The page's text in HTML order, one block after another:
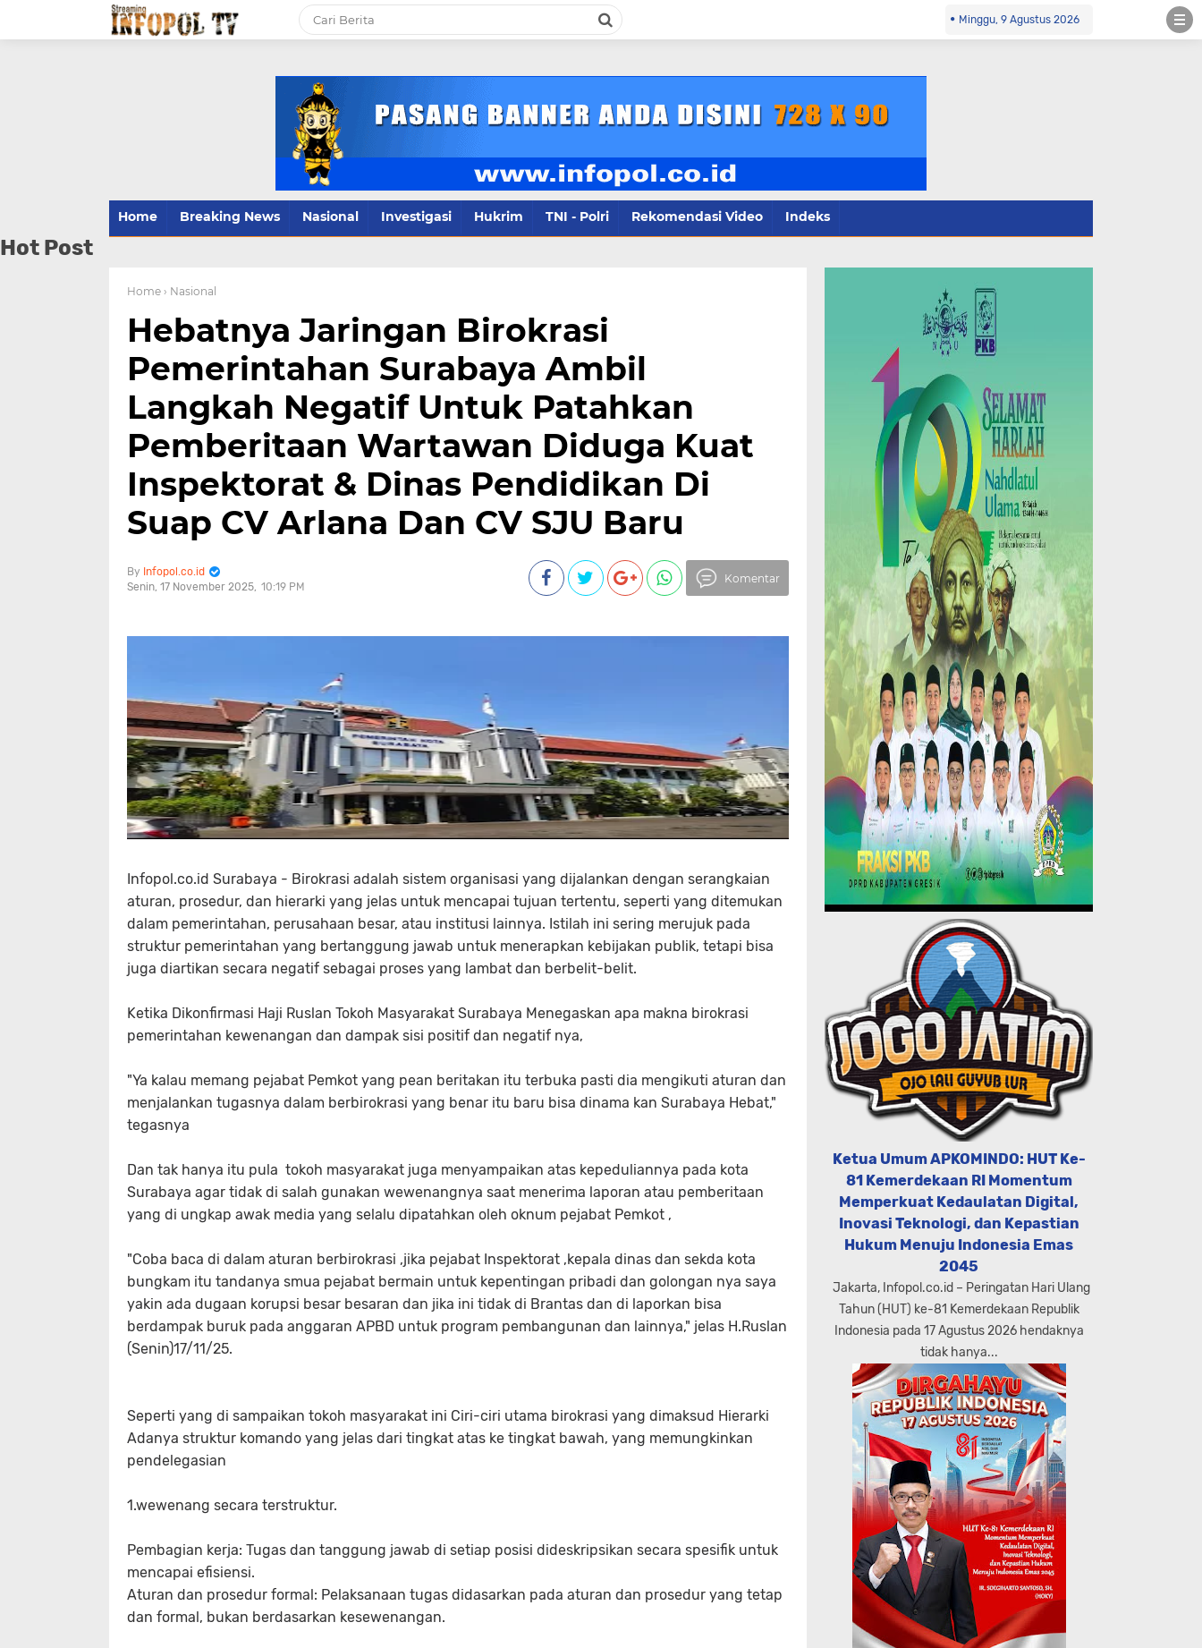
Minggu, 9 Agustus 2026
Home Breaking News Nasional Investigasi Hukrim TNI - Polri Rekomendasi Video Indeks
Hot Post
Home › Nasional
Hebatnya Jaringan Birokrasi
Pemerintahan Surabaya Ambil
Langkah Negatif Untuk Patahkan
Pemberitaan Wartawan Diduga Kuat
Inspektorat & Dinas Pendidikan Di
Suap CV Arlana Dan CV SJU Baru
Infopol.co.id
Senin, 17 November 2025 10:19 PM
Komentar
Infopol.co.id Surabaya - Birokrasi adalah sistem organisasi yang dijalankan dengan serangkaian
aturan, prosedur, dan hierarki yang jelas untuk mencapai tujuan tertentu, seperti yang ditemukan
dalam pemerintahan, perusahaan besar, atau institusi lainnya. Istilah ini sering merujuk pada
struktur pemerintahan yang bertanggung jawab untuk menerapkan kebijakan publik, tetapi bisa
juga diartikan secara negatif sebagai proses yang lambat dan berbelit-belit.
Ketika Dikonfirmasi Haji Ruslan Tokoh Masyarakat Surabaya Menegaskan apa makna birokrasi
pemerintahan kewenangan dan dampak sisi positif dan negatif nya,
"Ya kalau memang pejabat Pemkot yang pean beritakan itu terbuka pasti dia mengikuti aturan dan
menjalankan tugasnya dalam berbirokrasi yang benar itu baru bisa dinama kan Surabaya Hebat,"
tegasnya
Dan tak hanya itu pula tokoh masyarakat juga menyampaikan atas kepeduliannya pada kota
Surabaya agar tidak di salah gunakan wewenangnya saat menerima laporan atau pemberitaan
yang di ungkap awak media yang selalu dipatahkan oleh oknum pejabat Pemkot ,
"Coba baca di dalam aturan berbirokrasi ,jika pejabat Inspektorat ,kepala dinas dan sekda kota
bungkam itu tandanya smua pejabat bermain untuk kepentingan pribadi dan golongan nya saya
yakin ada dugaan korupsi besar besaran dan jika ini tidak di Brantas dan di laporkan bisa
berdampak buruk pada anggaran APBD untuk program pembangunan dan lainnya," jelas H.Ruslan
(Senin)17/11/25.
Seperti yang di sampaikan tokoh masyarakat ini Ciri-ciri utama birokrasi yang dimaksud Hierarki
Adanya struktur komando yang jelas dari tingkat atas ke tingkat bawah, yang memungkinkan
pendelegasian
1.wewenang secara terstruktur.
Pembagian kerja: Tugas dan tanggung jawab di setiap posisi dideskripsikan secara spesifik untuk
mencapai efisiensi.
Aturan dan prosedur formal: Pelaksanaan tugas didasarkan pada aturan dan prosedur yang tetap
dan formal, bukan berdasarkan kesewenangan.
Ketua Umum APKOMINDO: HUT Ke-
81 Kemerdekaan RI Momentum
Memperkuat Kedaulatan Digital,
Inovasi Teknologi, dan Kepastian
Hukum Menuju Indonesia Emas
2045
Jakarta, Infopol.co.id – Peringatan Hari Ulang
Tahun (HUT) ke-81 Kemerdekaan Republik
Indonesia pada 17 Agustus 2026 hendaknya
tidak hanya...